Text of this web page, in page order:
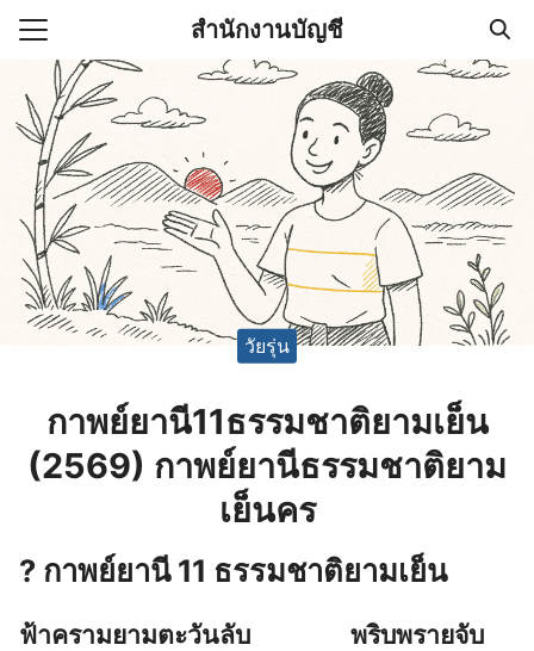
Skip
content
สำนักงานบัญชี
(ไม่มีชื่อ)
านบัญชี (Accounting
ช่วยสำคัญในการบริหาร
Search
for:
วัยรุ่น
กาพย์ยานี11ธรรมชาติยามเย็น
(2569) กาพย์ยานีธรรมชาติยาม
เย็นคร
? กาพย์ยานี 11 ธรรมชาติยามเย็น
ฟ้าครามยามตะวันลับ พริบพรายจับ